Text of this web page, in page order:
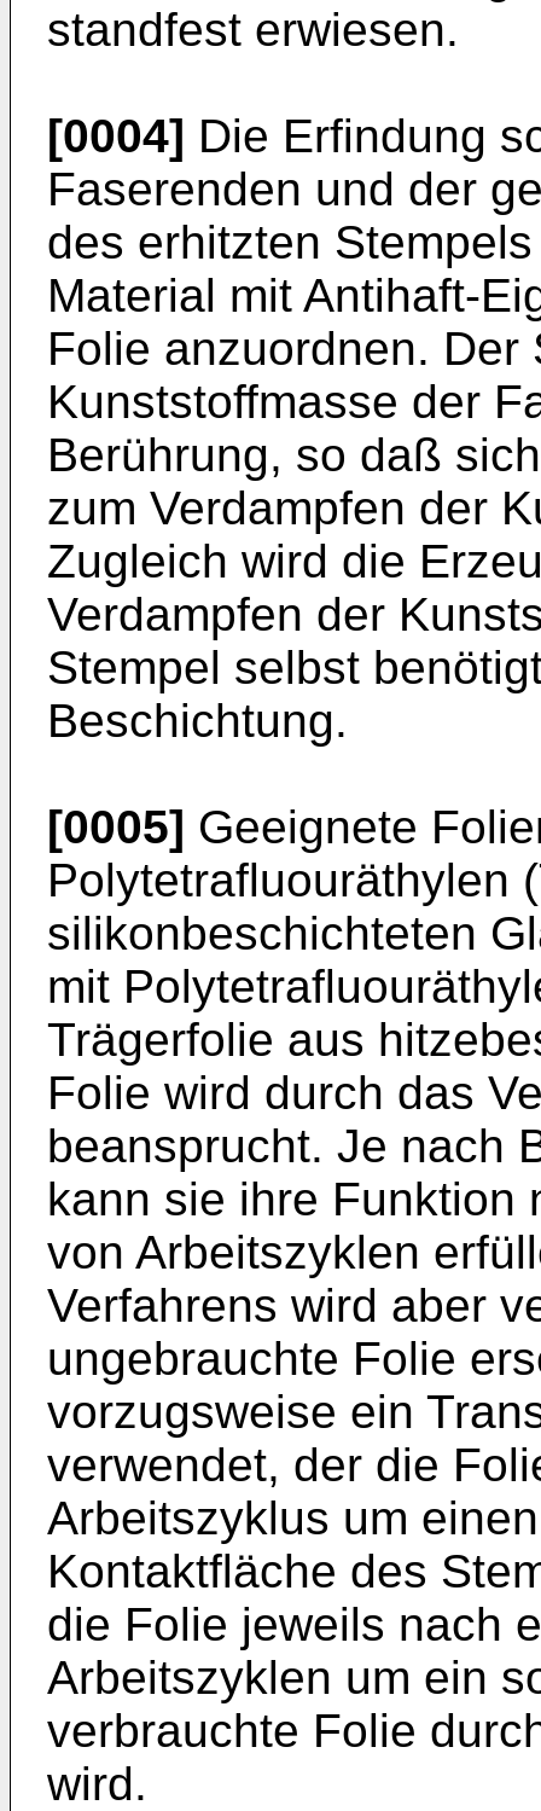
standfest erwiesen.
[0004] Die Erfindung
Faserenden und der
des erhitzten
Material mit Antihaft-
Folie anzuordnen. Der
Kunststoffmasse der
Berührung, so daß
zum Verdampfen der
Zugleich wird die
Verdampfen der
Stempel selbst
Beschichtung.
[0005] Geeignete
Polytetrafluouräthylen
silikonbeschichteten
mit
Trägerfolie aus
Folie wird durch das
beansprucht. Je nach
kann sie ihre Funktion
von Arbeitszyklen
Verfahrens wird aber
ungebrauchte Folie
vorzugsweise ein
verwendet, der die
Arbeitszyklus um
Kontaktfläche des
die Folie jeweils nach
Arbeitszyklen um ein
verbrauchte Folie
wird.